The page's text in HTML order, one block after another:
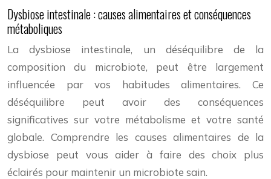
Dysbiose intestinale : causes alimentaires et conséquences
métaboliques
La dysbiose intestinale, un déséquilibre de la
composition du microbiote, peut être largement
influencée par vos habitudes alimentaires. Ce
déséquilibre peut avoir des conséquences
significatives sur votre métabolisme et votre santé
globale. Comprendre les causes alimentaires de la
dysbiose peut vous aider à faire des choix plus
éclairés pour maintenir un microbiote sain.